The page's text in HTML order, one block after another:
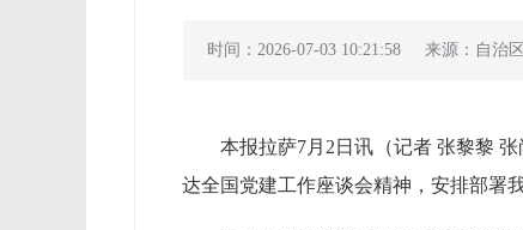
时间：2026-07-03 10:21:58 来源：自治
本报拉萨7月2日讯（记者 张黎黎
达全国党建工作座谈会精神，安排部署